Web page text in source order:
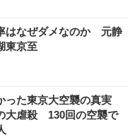
はなぜダメなのか 元静
東京至
った東京大空襲の真実
虐殺 130回の空襲で